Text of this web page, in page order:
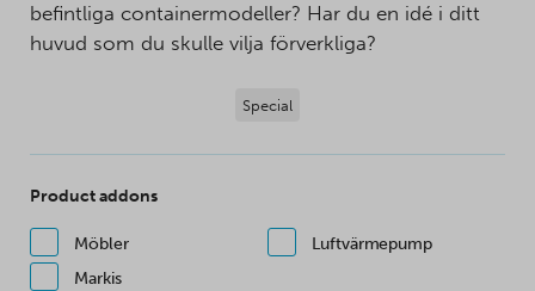
befintliga containermodeller? Har du en idé i ditt
huvud som du skulle vilja förverkliga?
Special
Product addons
Möbler
Luftvärmepump
Markis